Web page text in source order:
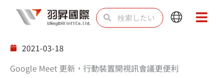
検
索 索
Main
Main
2021-03-18
Google Meet 更新，行動裝置開視訊會議更便利